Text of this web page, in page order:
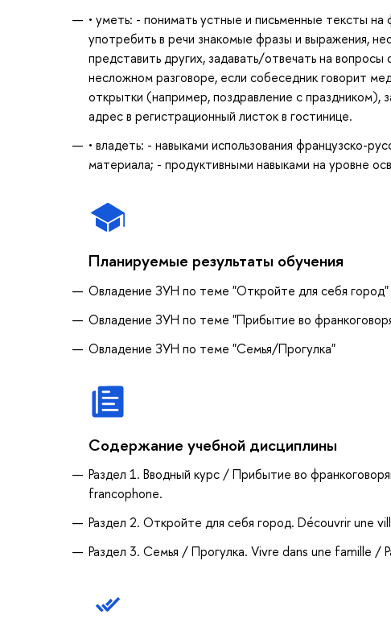
• уметь: - понимать устные и письменные тексты
употребить в речи знакомые фразы и выражения,
представить других, задавать/отвечать на
несложном разговоре, если собеседник говорит
открытки (например, поздравление с праздником),
адрес в регистрационный листок в гостинице.
• владеть: - навыками использования французско-
материала; - продуктивными навыками на уровне
Планируемые результаты обучения
Овладение ЗУН по теме "Откройте для себя город"
Овладение ЗУН по теме "Прибытие во
Овладение ЗУН по теме "Семья/Прогулка"
Содержание учебной дисциплины
Раздел 1. Вводный курс / Прибытие во
francophone.
Раздел 2. Откройте для себя город. Découvrir une
Раздел 3. Семья / Прогулка. Vivre dans une famille /